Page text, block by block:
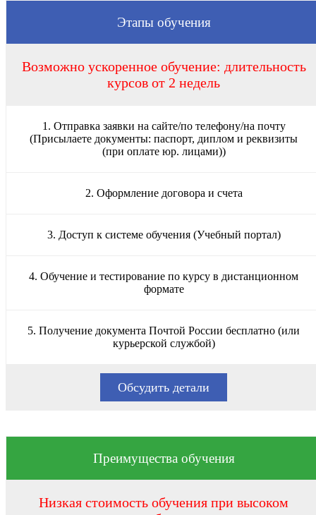
Этапы обучения
Возможно ускоренное обучение: длительность
курсов от 2 недель
1. Отправка заявки на сайте/по телефону/на почту
(Присылаете документы: паспорт, диплом и реквизиты
(при оплате юр. лицами))
2. Оформление договора и счета
3. Доступ к системе обучения (Учебный портал)
4. Обучение и тестирование по курсу в дистанционном
формате
5. Получение документа Почтой России бесплатно (или
курьерской службой)
Обсудить детали
Преимущества обучения
Низкая стоимость обучения при высоком